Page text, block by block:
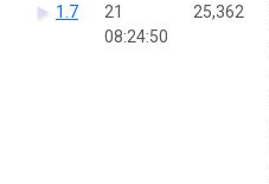
1.7
21
08:24:50
25,362